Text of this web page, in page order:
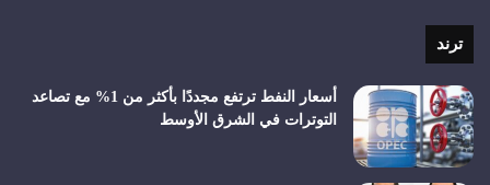
ترند
أسعار النفط ترتفع مجددًا بأكثر من 1% مع تصاعد
التوترات في الشرق الأوسط